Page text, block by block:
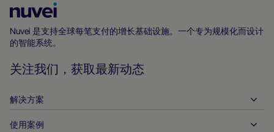
主
Nuvei 是支持全球每笔支付的增长基础设施。一个专为规模化而设计
的智能系统。
关注我们，获取最新动态
解决方案
入账
使用案例